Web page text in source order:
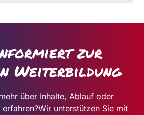
zur
Weiterbildung
über Inhalte, Ablauf oder
erfahren?Wir unterstützen Sie mit